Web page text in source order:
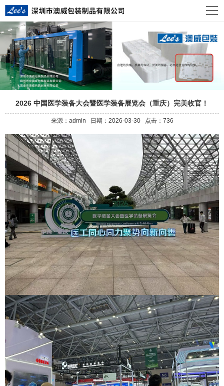
2026 中国医学装备大会暨医学装备展览会（重庆）完美收官！
来源：admin 日期：2026-03-30 点击：736